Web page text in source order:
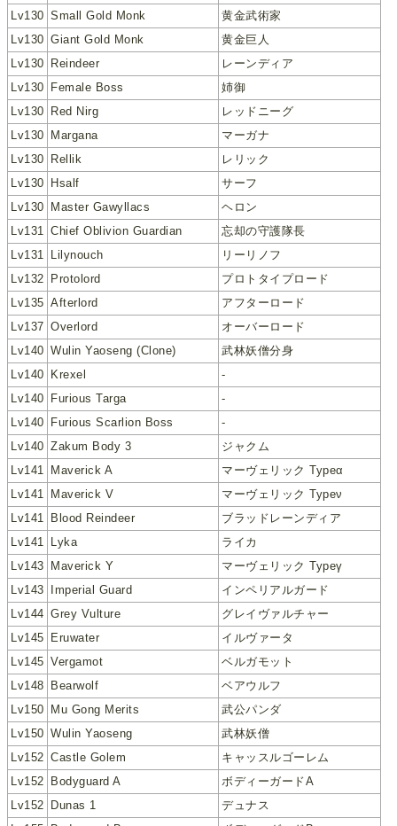
Lv130 Small Gold Monk
黄金武術家
Lv130 Giant Gold Monk
黄金巨人
Lv130 Reindeer
レーンディア
Lv130 Female Boss
姉御
Lv130 Red Nirg
レッドニーグ
Lv130 Margana
マーガナ
Lv130 Rellik
レリック
Lv130 Hsalf
サーフ
Lv130 Master Gawyllacs
ヘロン
Lv131
Chief Oblivion Guardian
忘却の守護隊長
Lv131
Lilynouch
リーリノフ
Lv132 Protolord
プロトタイプロード
Lv135 Afterlord
アフターロード
Lv137 Overlord
オーバーロード
Lv140 Wulin Yaoseng (Clone)
武林妖僧分身
Lv140 Krexel
-
Lv140 Furious Targa
-
Lv140 Furious Scarlion Boss
-
Lv140 Zakum Body 3
ジャクム
Lv141
Maverick A
マーヴェリック Typeα
Lv141
Maverick V
マーヴェリック Typeν
Lv141
Blood Reindeer
ブラッドレーンディア
Lv141
Lyka
ライカ
Lv143 Maverick Y
マーヴェリック Typeγ
Lv143 Imperial Guard
インペリアルガード
Lv144 Grey Vulture
グレイヴァルチャー
Lv145 Eruwater
イルヴァータ
Lv145 Vergamot
ベルガモット
Lv148 Bearwolf
ベアウルフ
Lv150 Mu Gong Merits
武公パンダ
Lv150 Wulin Yaoseng
武林妖僧
Lv152 Castle Golem
キャッスルゴーレム
Lv152 Bodyguard A
ボディーガードA
Lv152 Dunas 1
デュナス